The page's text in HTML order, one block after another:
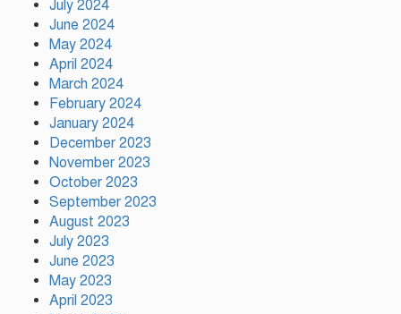
July 2024
June 2024
May 2024
April 2024
March 2024
February 2024
January 2024
December 2023
November 2023
October 2023
September 2023
August 2023
July 2023
June 2023
May 2023
April 2023